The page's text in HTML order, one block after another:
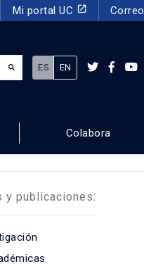
Mi portal UC launch Correo
ES
Colabora
y publicaciones: